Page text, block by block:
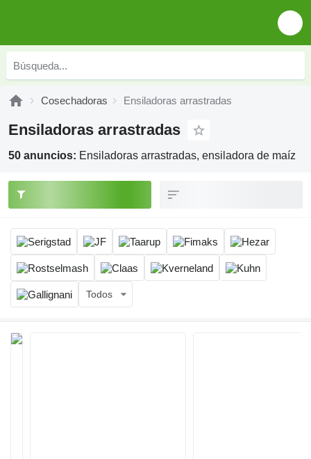
Cosechadoras Ensiladoras arrastradas
Ensiladoras arrastradas
50 anuncios: Ensiladoras arrastradas, ensiladora de maíz
Todos